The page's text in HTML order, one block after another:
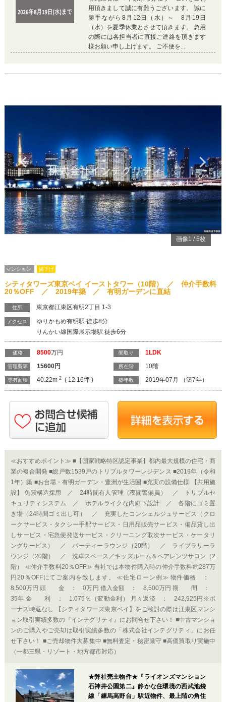
用頂きまして誠に有難うございます。 誠に
勝手ながら8月12日（水）～ 8月19日
（水）を夏季休業とさせて頂きます。 急用
の際には各担当者に直接ご連絡を頂きます
様お願い申し上げます。 ご不便を...
Previous
画像1 /5枚
マンション 値下げ
シティタワーズ東京ベイ イーストタワー（10階） ／ 仲介手数料
20％OFF ／ 2019年築 ／ 有明ガーデンに直結
住所 東京都江東区有明2丁目 1-3
アクセス
ゆりかもめ有明駅 徒歩8分
りんかい線国際展示場駅 徒歩6分
価格 8500万円
管理費等 15600円
専有面積 40.22m2 ( 12.16坪 )
間取り 1LDK
所在階 10階
築年数 2019年07月 （築7年）
≪おすすめポイント≫ ■【国家戦略特区認定事業】都内最大規模の住宅・商
業の複合開発 ■総戸数1539戸のトリプルタワーレジデンス ■2019年（令和
1年）築 ■お台場・有明ガーデン・豊洲が生活圏 ■充実の設備仕様 【共用施
設】 免震構造採用 ／ 24時間有人管理（夜間警備員） ／ トリプルセ
キュリティシステム ／ ホテルライクな内廊下設計 ／ 各階にゴミ置
き場（24時間ゴミ出し可） ／ 充実したコンシェルジュサービス（クロ
ークサービス・タクシー手配サービス・日用品販売サービス・備品貸し出
しサービス・宅急便発送サービス・クリーニング取次サービス・ケータリ
ングサービス） ／ パーティーラウンジ（20階） ／ ライブラリーラ
ウンジ（20階） ／ 洗車スペース／キッズルーム＆ペアレンツサロン（2
階） ≪仲介手数料20％OFF≫ 当社では本物件購入時の仲介手数料約287万
円20％OFFにてご案内を致します。 ≪住宅ローン例≫ 物件価格 ：
8,500万円 頭 金 ： 0万円 借入金額 ： 8,500万円 期 間 ：
35年 金 利 ： 1.075％（変動金利） 月々返済 ： 242,925円※ボ
ーナス時返なし 【シティタワーズ東京ベイ】をご検討の際は江東区マンシ
ョン取引実績多数の『インテグリティ』にお問合せ下さい！ ■中古マンショ
ンのご購入やご売却は取引実績多数の「株式会社インテグリティ」にお任
せ下さい！ ■ご売却物件大募集中 ■無料査定・秘密厳守 ■高価買取り実施中
（一都三県・リゾート・地方都市対応）
★弊社売主物件★『ライオンズマンション
石神井公園第二』静かな住環境の西武池袋
線「練馬高野台」駅近物件、最上階の角住